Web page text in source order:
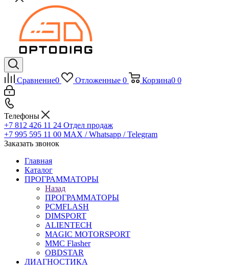
Сравнение0 Отложенные 0 Корзина0 0
Телефоны
+7 812 426 11 24 Отдел продаж
+7 995 595 11 00 MAX / Whatsapp / Telegram
Заказать звонок
Главная
Каталог
ПРОГРАММАТОРЫ
Назад
ПРОГРАММАТОРЫ
PCMFLASH
DIMSPORT
ALIENTECH
MAGIC MOTORSPORT
MMC Flasher
OBDSTAR
ДИАГНОСТИКА